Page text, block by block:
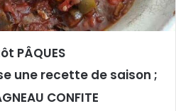
PÂQUES
une recette de saison ;
CONFITE